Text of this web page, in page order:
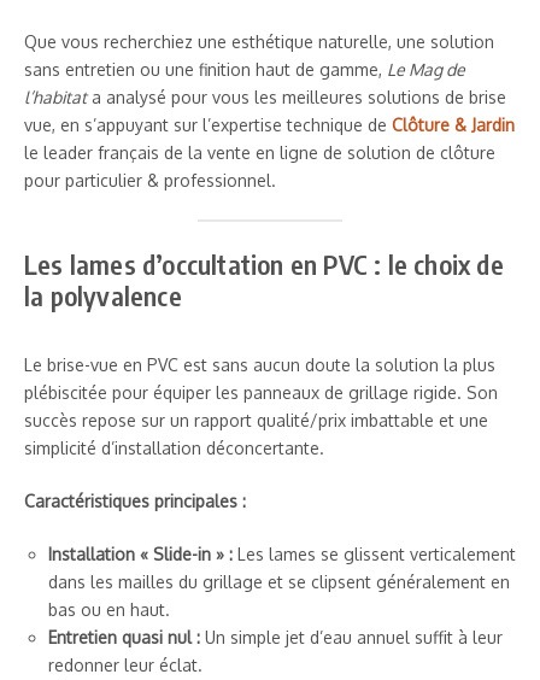
Que vous recherchiez une esthétique naturelle, une solution
sans entretien ou une finition haut de gamme, Le Mag de
l’habitata analysé pour vous les meilleures solutions de brise
vue, en s’appuyant sur l’expertise technique de Clôture & Jardin
le leader français de la vente en ligne de solution de clôture
pour particulier & professionnel.
Les lames d’occultation en PVC : le choix de
la polyvalence
Le brise-vue en PVC est sans aucun doute la solution la plus
plébiscitée pour équiper les panneaux de grillage rigide. Son
succès repose sur un rapport qualité/prix imbattable et une
simplicité d’installation déconcertante.
Caractéristiques principales :
Installation « Slide-in » : Les lames se glissent verticalement
dans les mailles du grillage et se clipsent généralement en
bas ou en haut.
Entretien quasi nul : Un simple jet d’eau annuel suffit à leur
redonner leur éclat.